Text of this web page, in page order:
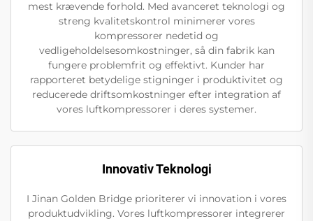
mest krævende forhold. Med avanceret teknologi og
streng kvalitetskontrol minimerer vores
kompressorer nedetid og
vedligeholdelsesomkostninger, så din fabrik kan
fungere problemfrit og effektivt. Kunder har
rapporteret betydelige stigninger i produktivitet og
reducerede driftsomkostninger efter integration af
vores luftkompressorer i deres systemer.
Innovativ Teknologi
I Jinan Golden Bridge prioriterer vi innovation i vores
produktudvikling. Vores luftkompressorer integrerer